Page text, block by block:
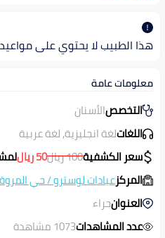
هذا الطبيب لا يحتوي على
معلومات عامة
التخصصالأسنان
اللغاتلغة انجليزية, لغة عربية
سعر الكشفية100ريال50ريال
المركزعيادات لوسترو/حي المروة
العنوانحراء
عدد المشاهدات1073 مشاهدة